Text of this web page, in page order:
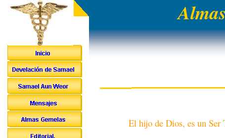
El hijo de Dios, es un